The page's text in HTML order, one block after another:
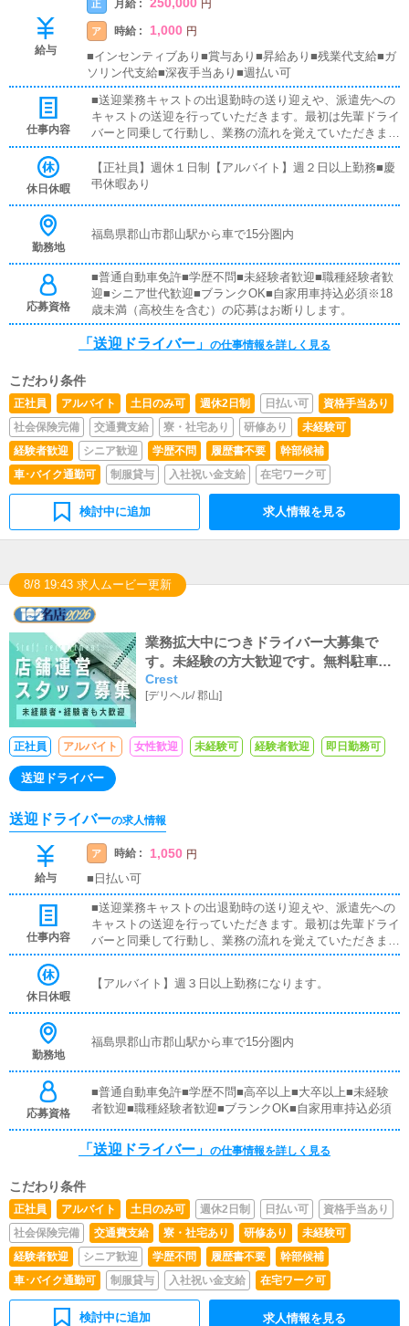
給与
正 月給 : 250,000 円
ア 時給 : 1,000 円
■インセンティブあり■賞与あり■昇給あり■残業代支給■ガ
ソリン代支給■深夜手当あり■週払い可
仕事内容
■送迎業務キャストの出退勤時の送り迎えや、派遣先への
キャストの送迎を行っていただきます。最初は先輩ドライ
バーと同乗して行動し、業務の流れを覚えていただきます
ので、未経験の方でも安心して働けます。お客様と対面で
接客をお願いすることはありません。ガソリン代・高速代
は支給します。■清掃業務送迎業務の空き時間に、事務所
休日休暇
【正社員】週休１日制【アルバイト】週２日以上勤務■慶
弔休暇あり
勤務地
福島県郡山市郡山駅から車で15分圏内
応募資格
■普通自動車免許■学歴不問■未経験者歓迎■職種経験者歓
迎■シニア世代歓迎■ブランクOK■自家用車持込必須※18
歳未満（高校生を含む）の応募はお断りします。
「送迎ドライバー」 の仕事情報を詳しく見る
こだわり条件
正社員 アルバイト 土日のみ可 週休2日制 日払い可
資格手当あり
社会保険完備
交通費支給 寮・社宅あり 研修あり
未経験可
経験者歓迎
シニア歓迎 学歴不問 履歴書不要
幹部候補
車･バイク通勤可
制服貸与 入社祝い金支給 在宅ワーク可
検討中に追加 求人情報を見る
8/8 19:43 求人ムービー更新
業務拡大中につきドライバー大募集で
す。未経験の方大歓迎です。無料駐車場
有！ガソリン代・高速代支給！昇給もご
ざいますので頑張り次第では高収入も可
Crest
[デリヘル/郡山]
正社員 アルバイト 女性歓迎 未経験可 経験者歓迎 即日勤務可
送迎ドライバー
送迎ドライバーの求人情報
給与
ア 時給 : 1,050 円
■日払い可
仕事内容
■送迎業務キャストの出退勤時の送り迎えや、派遣先への
キャストの送迎を行っていただきます。最初は先輩ドライ
バーと同乗して行動し、業務の流れを覚えていただきます
ので、未経験の方でも安心して働けます。お客様と対面で
は支給します。■清掃業務送迎業務の空き時間に、事務所
休日休暇
【アルバイト】週３日以上勤務になります。
勤務地
福島県郡山市郡山駅から車で15分圏内
応募資格
■普通自動車免許■学歴不問■高卒以上■大卒以上■未経験
者歓迎■職種経験者歓迎■ブランクOK■自家用車持込必須
「送迎ドライバー」 の仕事情報を詳しく見る
こだわり条件
正社員 アルバイト 土日のみ可 週休2日制 日払い可
資格手当あり
社会保険完備
交通費支給 寮・社宅あり 研修あり
未経験可
経験者歓迎
シニア歓迎 学歴不問 履歴書不要
幹部候補
車･バイク通勤可
制服貸与 入社祝い金支給 在宅ワーク可
検討中に追加 求人情報を見る